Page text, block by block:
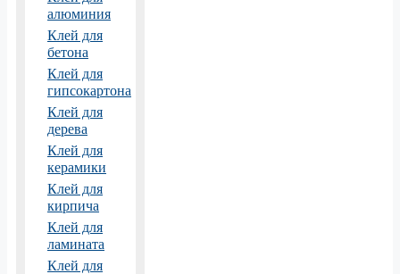
алюминия
Клей для
бетона
Клей для
гипсокартона
Клей для
дерева
Клей для
керамики
Клей для
кирпича
Клей для
ламината
Клей для